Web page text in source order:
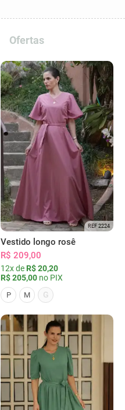
Ofertas
REF 2224
Vestido longo rosê
R$ 209,00
12x de R$ 20,20
R$ 205,00 no PIX
P M G